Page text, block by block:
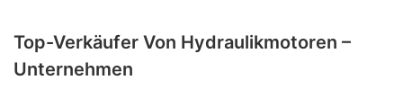
Top-Verkäufer Von Hydraulikmotoren –
Unternehmen